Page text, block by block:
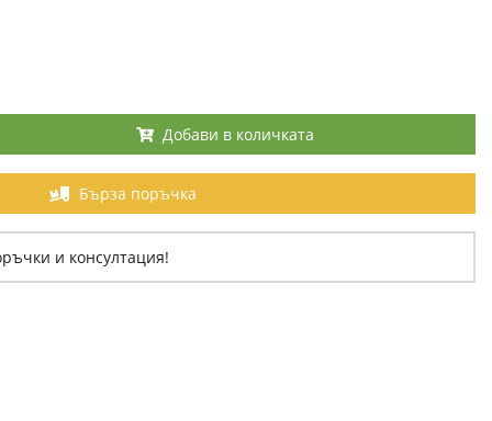
Добави в количката
Бърза поръчка
и консултация!